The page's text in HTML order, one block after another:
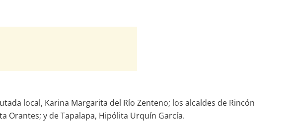
local, Karina Margarita del Río Zenteno; los alcaldes de Rincón
Orantes; y de Tapalapa, Hipólita Urquín García.